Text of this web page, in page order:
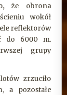
że obrona
wokół
reflektorów
do 6000 m.
grupy
zrzuciło
a pozostałe